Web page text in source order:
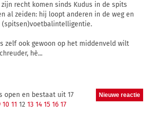
recht komen sinds Kudus in de spits
al zeiden: hij loopt anderen in de weg en
(spitsen)voetbalintelligentie.
zelf ook gewoon op het middenveld wilt
hè...
open en bestaat uit 17
10 11 12 13 14 15 16 17